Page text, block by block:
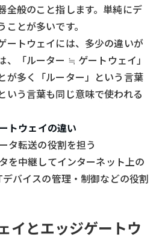
全般のこと指します。単純にデ
とが多いです。
ートウェイには、多少の違いが
、「ルーター ≒ ゲートウェイ」
が多く「ルーター」という言葉
いう言葉も同じ意味で使われる
トウェイの違い
タ転送の役割を担う
を中継してインターネット上の
バイスの管理・制御などの役割
イとエッジゲートウ